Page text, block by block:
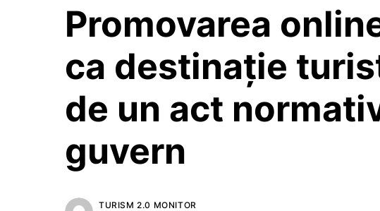
Promovarea
ca destinație
de un act
guvern
TURISM 2.0 MONITOR